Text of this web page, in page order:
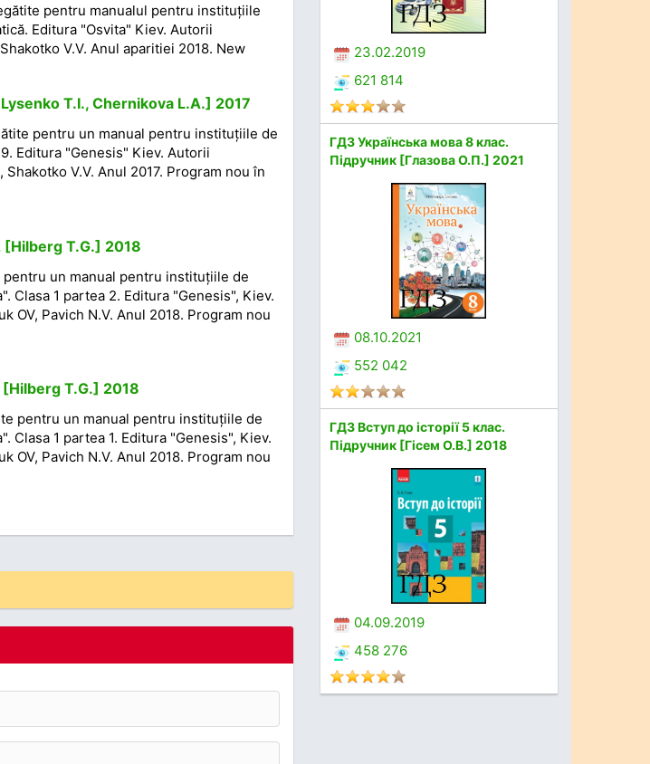
pentru manualul pentru instituțiile
Editura "Osvita" Kiev. Autorii
V.V. Anul aparitiei 2018. New
T.I., Chernikova L.A.] 2017
pentru un manual pentru instituțiile de
Editura "Genesis" Kiev. Autorii
V.V. Anul 2017. Program nou în
[Hilberg T.G.] 2018
un manual pentru instituțiile de
Clasa 1 partea 2. Editura "Genesis", Kiev.
OV, Pavich N.V. Anul 2018. Program nou
[Hilberg T.G.] 2018
pentru un manual pentru instituțiile de
Clasa 1 partea 1. Editura "Genesis", Kiev.
OV, Pavich N.V. Anul 2018. Program nou
23.02.2019
621 814
ГДЗ Українська мова 8 клас.
Підручник [Глазова О.П.] 2021
08.10.2021
552 042
ГДЗ Вступ до історії 5 клас.
Підручник [Гісем О.В.] 2018
04.09.2019
458 276